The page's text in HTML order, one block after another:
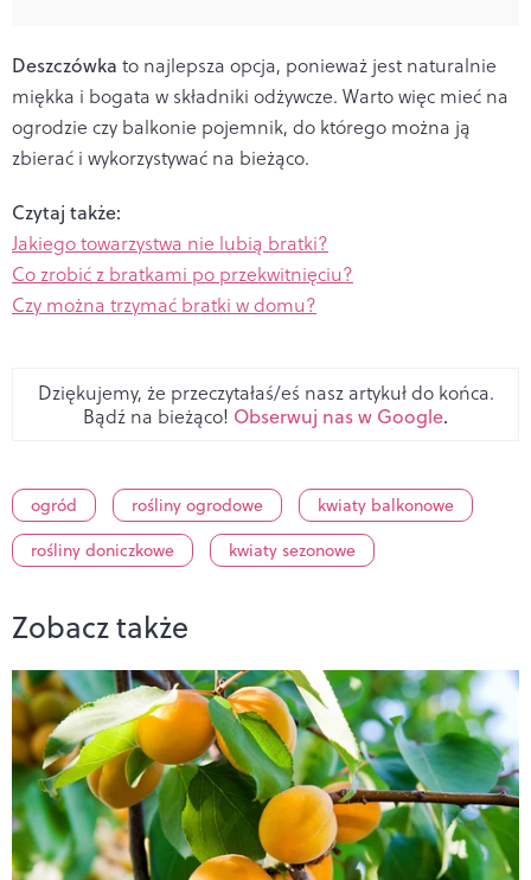
Deszczówka to najlepsza opcja, ponieważ jest naturalnie
miękka i bogata w składniki odżywcze. Warto więc mieć na
ogrodzie czy balkonie pojemnik, do którego można ją
zbierać i wykorzystywać na bieżąco.
Czytaj także:
Jakiego towarzystwa nie lubią bratki?
Co zrobić z bratkami po przekwitnięciu?
Czy można trzymać bratki w domu?
Dziękujemy, że przeczytałaś/eś nasz artykuł do końca.
Bądź na bieżąco! Obserwuj nas w Google.
ogród rośliny ogrodowe
kwiaty balkonowe
rośliny doniczkowe
kwiaty sezonowe
Zobacz także